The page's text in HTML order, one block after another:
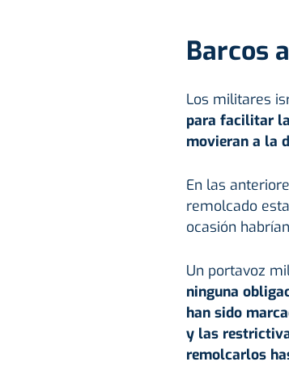
Barcos
Los militares
para facilitar
movieran a la
En las
remolcado
ocasión
Un portavoz
ninguna
han sido
y las
remolcarlos